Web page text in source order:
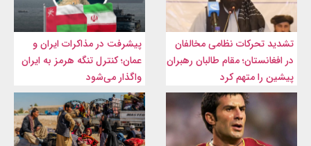
تشدید تحرکات نظامی مخالفان
در افغانستان؛ مقام طالبان رهبران
پیشین را متهم کرد
پیشرفت در مذاکرات ایران و
عمان؛ کنترل تنگه هرمز به ایران
واگذار می‌شود